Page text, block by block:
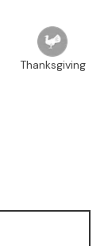
Thanksgiving